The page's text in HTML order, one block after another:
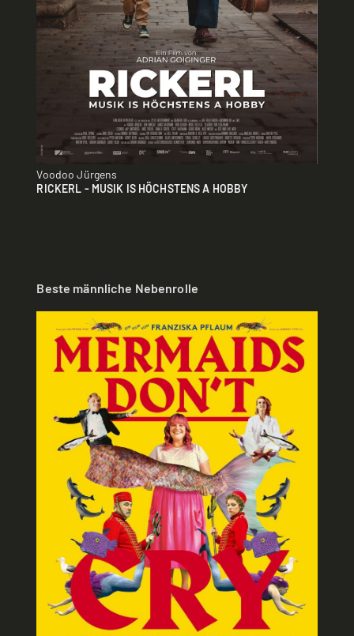
Voodoo Jürgens
RICKERL - MUSIK IS HÖCHSTENS A HOBBY
Beste männliche Nebenrolle